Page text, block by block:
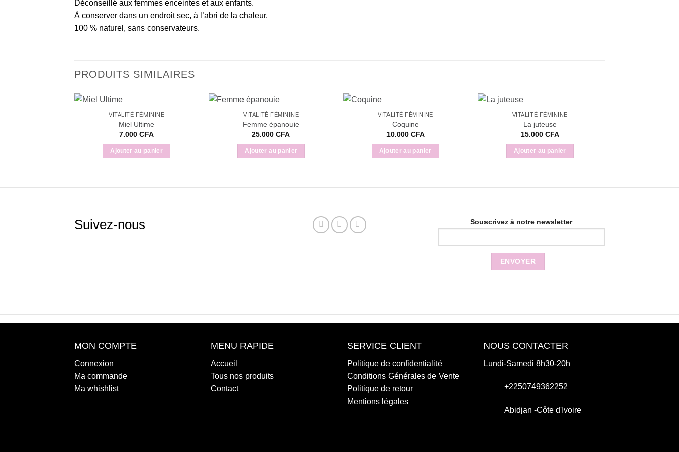
Déconseillé aux femmes enceintes et aux enfants.
À conserver dans un endroit sec, à l’abri de la chaleur.
100 % naturel, sans conservateurs.
PRODUITS SIMILAIRES
VITALITÉ FÉMININE
Miel Ultime
7.000CFA
Ajouter au panier
VITALITÉ FÉMININE
Femme épanouie
25.000CFA
Ajouter au panier
VITALITÉ FÉMININE
Coquine
10.000 CFA
Ajouter au panier
VITALITÉ FÉMININE
La juteuse
15.000 CFA
Ajouter au panier
Suivez-nous Souscrivez à notre newsletter
MON COMPTE
Connexion
Ma commande
Ma whishlist
MENU RAPIDE
Accueil
Tous nos produits
Contact
SERVICE CLIENT
Politique de confidentialité
Conditions Générales de Vente
Politique de retour
Mentions légales
NOUS CONTACTER
Lundi-Samedi 8h30-20h
+2250749362252
Abidjan -Côte d'Ivoire